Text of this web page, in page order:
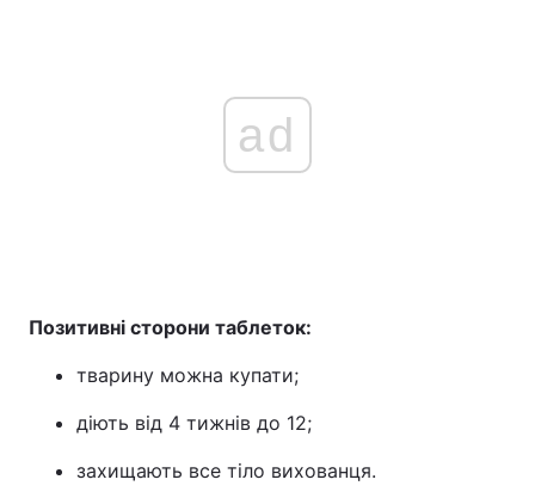
ad
Позитивні сторони таблеток:
тварину можна купати;
діють від 4 тижнів до 12;
захищають все тіло вихованця.